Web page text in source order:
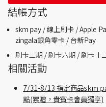
結帳方式
skm pay /線上刷卡 / Apple
zingala銀角零卡 /台新Pay
刷卡三期 /刷卡六期 /刷卡十
相關活動
7/31-8/13 指定商品skm
點(累贈，貴賓卡會員獨享)